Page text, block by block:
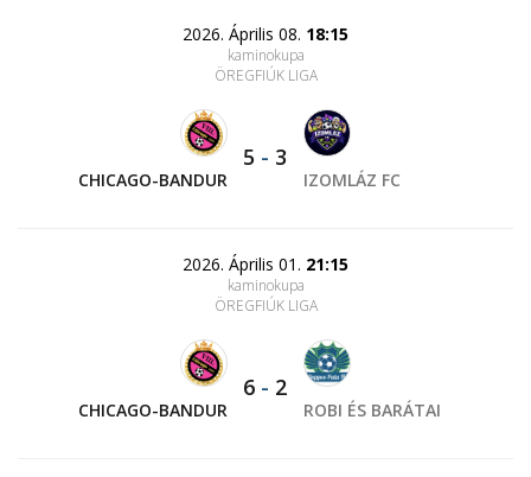
2026. Április 08. 18:15
kaminokupa
ÖREGFIÚK LIGA
CHICAGO-BANDUR
5 - 3
IZOMLÁZ FC
2026. Április 01. 21:15
kaminokupa
ÖREGFIÚK LIGA
CHICAGO-BANDUR
6 - 2
ROBI ÉS BARÁTAI